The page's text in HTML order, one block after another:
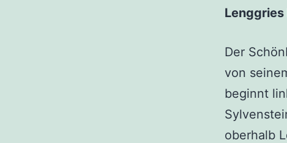
Lenggries
Der
von
beginnt
oberhalb